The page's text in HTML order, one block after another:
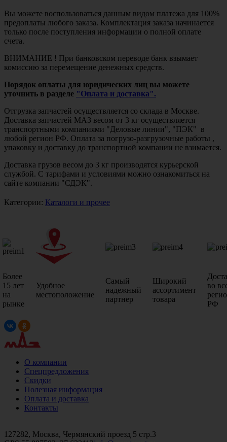
Вы можете воспользоваться данным видом платежа для 100%
предоплаты любого заказа. Комплектация заказа начинается
только после поступления информации о полной оплате
счета.
ВНИМАНИЕ ! При банковском переводе банк взымает
комиссию за перемещение денежных средств.
Порядок оплаты для юридических лиц вы можете
уточнить в разделе "Оплата и доставка".
Отгрузка запчастей осуществляется со склада в Москве.
Доставка запчастей МАЗ весом от 3 кг осуществляется
транспортными компаниями "Деловые линии", "ПЭК" в
любой регион РФ. Оплата за погрузо-разгрузочные работы ,
упаковку и доставку до транспортной компании не взимается.
Доставка грузов весом до 3 кг производятся курьерской
службой. С тарифами и условиями можно ознакомиться на
сайте компании "СДЭК".
Категории: Каталоги и прочее
Более
15 лет
на
рынке
Удобное
местоположение
Самый
надежный
партнер
Широкий
ассортимент
товара
во
РФ
О компании
Спецпредложения
Скидки
Полезная информация
Оплата и доставка
Контакты
127282, Москва, Чермянский проезд 5 стр.3